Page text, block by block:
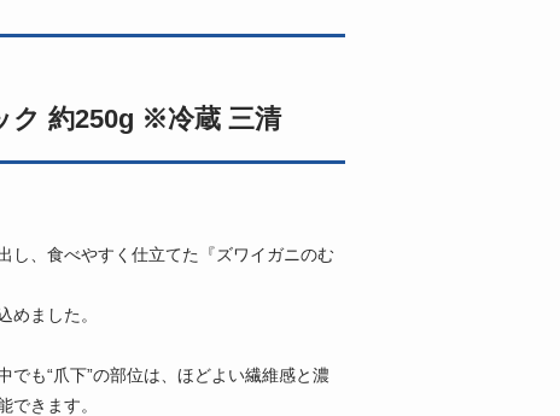
ク 約250g ※冷蔵 三清
し、食べやすく仕立てた『ズワイガニのむ
ました。
も“爪下”の部位は、ほどよい繊維感と濃
きます。